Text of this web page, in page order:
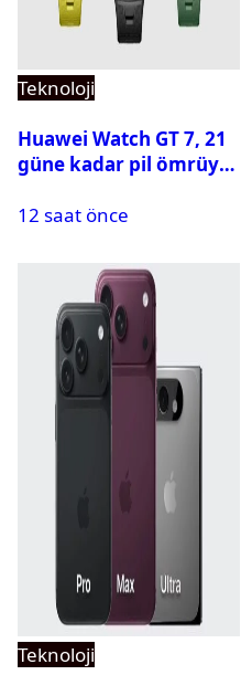
Teknoloji
Huawei Watch GT 7, 21
güne kadar pil ömrüyle
12 saat önce
Teknoloji